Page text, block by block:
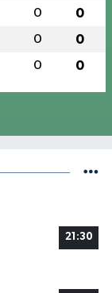
0 0
0 0
0 0
21:30